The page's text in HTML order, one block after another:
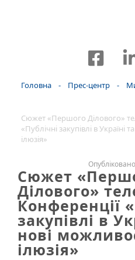
Головна - Прес-центр -
Сюжет «Першого Ділового»
«Публічні закупівлі в Україні
ілюзія»
Сюжет
Ділового»
Конференції
закупівлі в
нові
ілюзія»